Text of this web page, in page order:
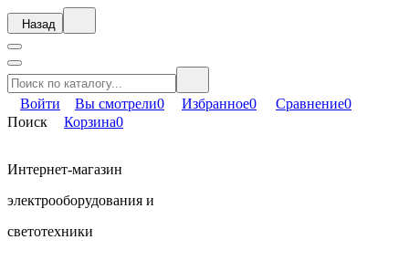
Назад
Войти Вы смотрели0 Избранное0 Сравнение0
Поиск
Корзина0
Интернет-магазин
электрооборудования и
светотехники